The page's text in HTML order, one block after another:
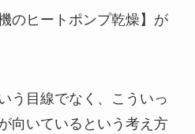
のヒートポンプ乾燥】が
う目線でなく、こういっ
向いているという考え方